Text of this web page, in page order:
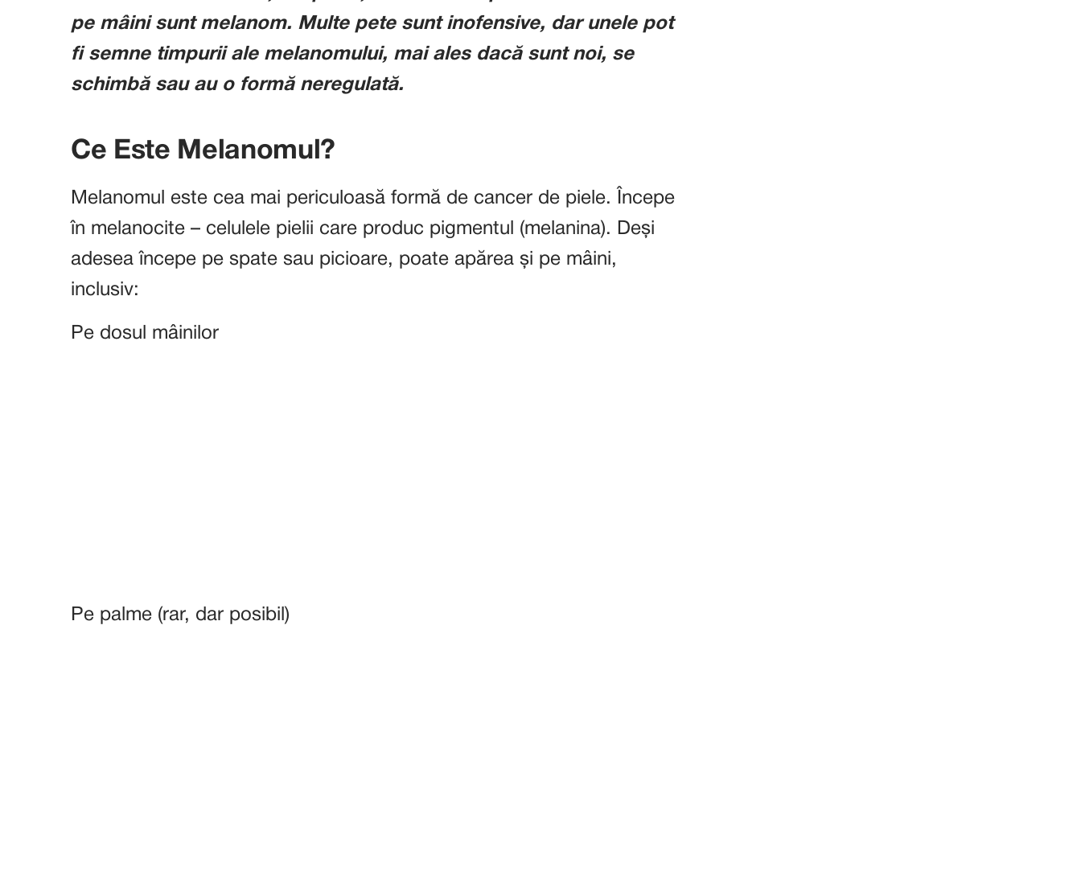
pe mâini sunt melanom. Multe pete sunt inofensive, dar unele pot
fi semne timpurii ale melanomului, mai ales dacă sunt noi, se
schimbă sau au o formă neregulată.
Ce Este Melanomul?
Melanomul este cea mai periculoasă formă de cancer de piele. Începe
în melanocite – celulele pielii care produc pigmentul (melanina). Deși
adesea începe pe spate sau picioare, poate apărea și pe mâini,
inclusiv:
Pe dosul mâinilor
Pe palme (rar, dar posibil)